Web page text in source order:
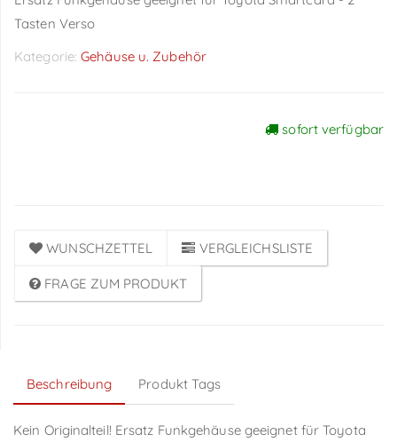
Tasten Verso
Kategorie:Gehäuse u. Zubehör
sofort verfügbar
WUNSCHZETTEL VERGLEICHSLISTE
FRAGE ZUM PRODUKT
Beschreibung Produkt Tags
Kein Originalteil! Ersatz Funkgehäuse geeignet für Toyota